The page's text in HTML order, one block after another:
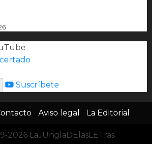
Suscríbete
Aviso legal La Editorial
2026 LaJUnglaDElasLETras